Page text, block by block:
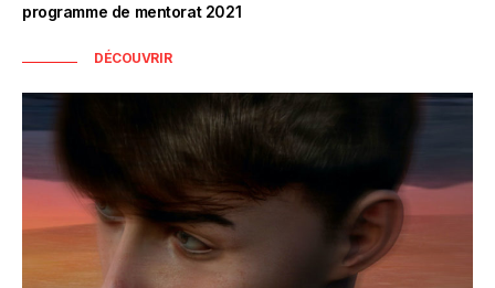
programme de mentorat 2021
DÉCOUVRIR